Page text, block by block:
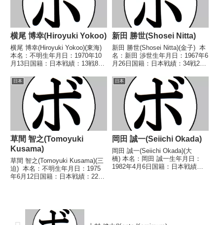
横尾 博幸(Hiroyuki Yokoo)
横尾 博幸(Hiroyuki Yokoo)(東海)
本名：不明生年月日：1970年10
月13日国籍：日本戦績：13戦8勝
1992年度中日本フライ級新人王
【戦歴】1992/04/18 ○4R判定
(採点不明) ...
新田 勝世(Shosei Nitta)
新田 勝世(Shosei Nitta)(金子) 本
名：新田 渉世生年月日：1967年6
月26日国籍：日本戦績：34戦23
ル】1989年度B級トーナメントバ
ンタム級第31代OPBF東洋太平洋
バンタム級王...
日本
草間 智之(Tomoyuki
Kusama)
草間 智之(Tomoyuki Kusama)(三
迫) 本名：不明生年月日：1975
年6月12日国籍：日本戦績：22戦
日本
岡田 誠一(Seiichi Okada)
岡田 誠一(Seiichi Okada)(大
橋) 本名：岡田 誠一生年月日：
1982年4月6日国籍：日本戦績：